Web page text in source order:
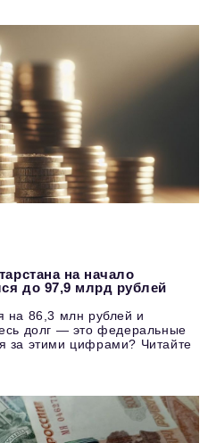
на начало
до 97,9 млрд рублей
на 86,3 млн рублей и
долг — это федеральные
за этими цифрами? Читайте